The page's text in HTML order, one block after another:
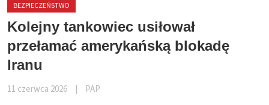
BEZPIECZEŃSTWO
Kolejny tankowiec usiłował
przełamać amerykańską blokadę
Iranu
11 czerwca 2026 PAP